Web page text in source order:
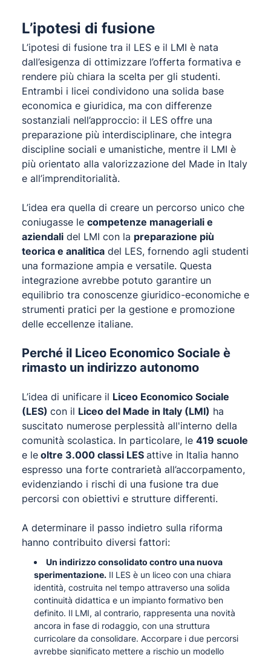
L’ipotesi di fusione
L’ipotesi di fusione tra il LES e il LMI è nata
dall’esigenza di ottimizzare l’offerta formativa e
rendere più chiara la scelta per gli studenti.
Entrambi i licei condividono una solida base
economica e giuridica, ma con differenze
sostanziali nell’approccio: il LES offre una
preparazione più interdisciplinare, che integra
discipline sociali e umanistiche, mentre il LMI è
più orientato alla valorizzazione del Made in Italy
e all’imprenditorialità.
L’idea era quella di creare un percorso unico che
coniugasse le competenze manageriali e
aziendali del LMI con la preparazione più
teorica e analitica del LES, fornendo agli studenti
una formazione ampia e versatile. Questa
integrazione avrebbe potuto garantire un
equilibrio tra conoscenze giuridico-economiche e
strumenti pratici per la gestione e promozione
delle eccellenze italiane.
Perché il Liceo Economico Sociale è
rimasto un indirizzo autonomo
L’idea di unificare il Liceo Economico Sociale
(LES) con il Liceo del Made in Italy (LMI) ha
suscitato numerose perplessità all'interno della
comunità scolastica. In particolare, le 419 scuole
e le oltre 3.000 classi LES attive in Italia hanno
espresso una forte contrarietà all’accorpamento,
evidenziando i rischi di una fusione tra due
percorsi con obiettivi e strutture differenti.
A determinare il passo indietro sulla riforma
hanno contribuito diversi fattori:
Un indirizzo consolidato contro una nuova
sperimentazione. Il LES è un liceo con una chiara
identità, costruita nel tempo attraverso una solida
continuità didattica e un impianto formativo ben
definito. Il LMI, al contrario, rappresenta una novità
ancora in fase di rodaggio, con una struttura
curricolare da consolidare. Accorpare i due percorsi
avrebbe significato mettere a rischio un modello